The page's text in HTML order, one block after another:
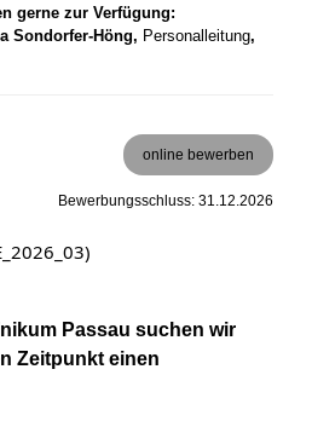
gerne zur Verfügung:
Sondorfer-Höng, Personalleitung,
online bewerben
Bewerbungsschluss: 31.12.2026
Passau suchen wir
Zeitpunkt einen